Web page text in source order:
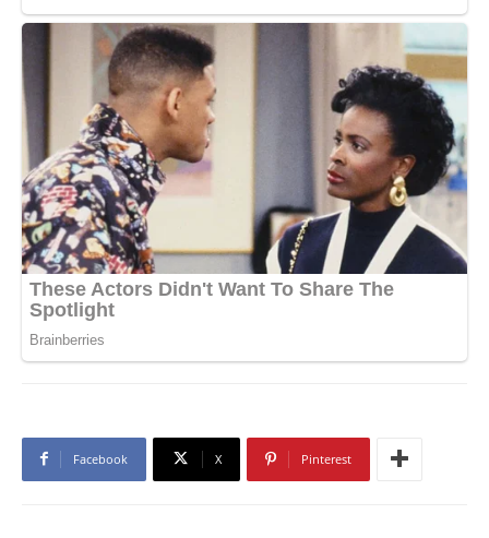
Facebook X Pinterest